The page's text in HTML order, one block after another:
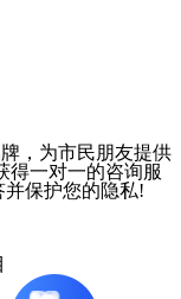
，为市民朋友提供
得一对一的咨询服
保护您的隐私!